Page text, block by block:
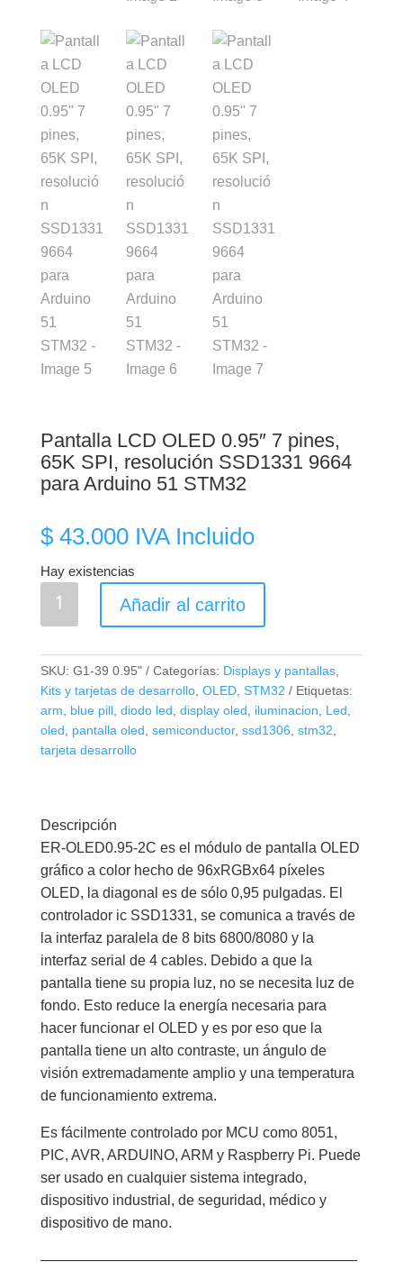
Pantalla LCD OLED 0.95″ 7 pines,
65K SPI, resolución SSD1331 9664
para Arduino 51 STM32
$43.000 IVA Incluido
Hay existencias
Pantalla
0.95"
7
pines,
65K
SPI,
9664
para
Arduino
51
STM32
cantidad
Añadir al carrito
SKU: G1-39 0.95" Categorías: Displays y pantallas,
Kits y tarjetas de desarrollo, OLED, STM32
Etiquetas:
arm
blue pill, diodo led display oled iluminacion Led
oled
pantalla oled semiconductor, ssd1306 stm32
tarjeta desarrollo
Descripción
ER-OLED0.95-2C es el módulo de pantalla OLED
gráfico a color hecho de 96xRGBx64 píxeles
OLED, la diagonal es de sólo 0,95 pulgadas. El
controlador ic SSD1331, se comunica a través de
la interfaz paralela de 8 bits 6800/8080 y la
interfaz serial de 4 cables. Debido a que la
pantalla tiene su propia luz, no se necesita luz de
fondo. Esto reduce la energía necesaria para
hacer funcionar el OLED y es por eso que la
pantalla tiene un alto contraste, un ángulo de
visión extremadamente amplio y una temperatura
de funcionamiento extrema.
Es fácilmente controlado por MCU como 8051,
PIC, AVR, ARDUINO, ARM y Raspberry Pi. Puede
ser usado en cualquier sistema integrado,
dispositivo industrial, de seguridad, médico y
dispositivo de mano.
——————————————————————